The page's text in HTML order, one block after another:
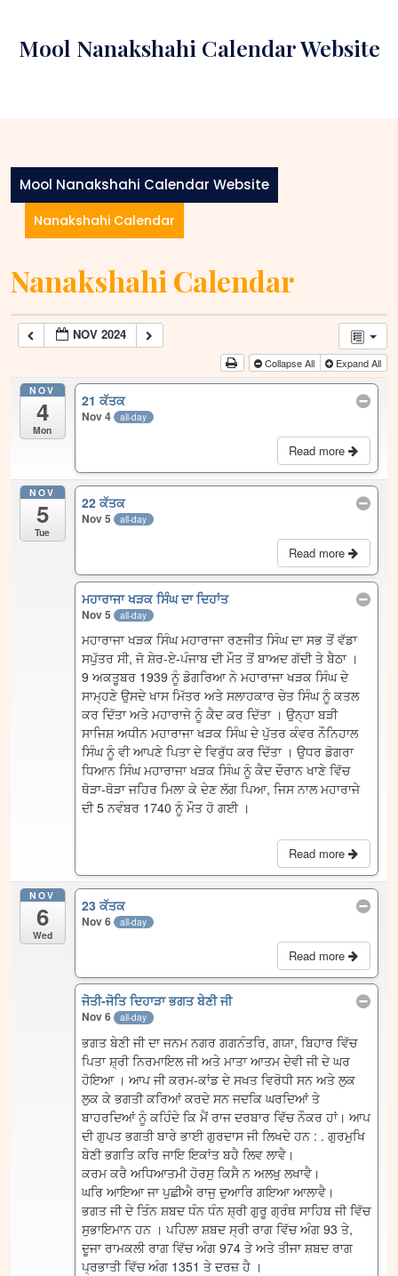
contentMool Nanakshahi Calendar Website
Mool Nanakshahi Calendar Website
Nanakshahi Calendar
Nanakshahi Calendar
NOV 2024
Collapse All Expand All
NOV
4
Mon
21 ਕੱਤਕ
Nov 4 all-day
Read more
NOV
5
Tue
22 ਕੱਤਕ
Nov 5 all-day
Read more
ਮਹਾਰਾਜਾ ਖੜਕ ਸਿੰਘ ਦਾ ਦਿਹਾਂਤ
Nov 5 all-day
ਮਹਾਰਾਜਾ ਖੜਕ ਸਿੰਘ ਮਹਾਰਾਜਾ ਰਣਜੀਤ ਸਿੰਘ ਦਾ ਸਭ ਤੋਂ ਵੱਡਾ
ਸਪੁੱਤਰ ਸੀ, ਜੋ ਸ਼ੇਰ-ਏ-ਪੰਜਾਬ ਦੀ ਮੌਤ ਤੋਂ ਬਾਅਦ ਗੱਦੀ ਤੇ ਬੈਠਾ ।
9 ਅਕਤੂਬਰ 1939 ਨੂੰ ਡੋਗਰਿਆ ਨੇ ਮਹਾਰਾਜਾ ਖੜਕ ਸਿੰਘ ਦੇ
ਸਾਮ੍ਹਣੇ ਉਸਦੇ ਖਾਸ ਮਿੱਤਰ ਅਤੇ ਸਲਾਹਕਾਰ ਚੇਤ ਸਿੰਘ ਨੂੰ ਕਤਲ
ਕਰ ਦਿੱਤਾ ਅਤੇ ਮਹਾਰਾਜੇ ਨੂੰ ਕੈਦ ਕਰ ਦਿੱਤਾ । ਉਨ੍ਹਾ ਬੜੀ
ਸਾਜਿਸ਼ ਅਧੀਨ ਮਹਾਰਾਜਾ ਖੜਕ ਸਿੰਘ ਦੇ ਪੁੱਤਰ ਕੰਵਰ ਨੌਨਿਹਾਲ
ਸਿੰਘ ਨੂੰ ਵੀ ਆਪਣੇ ਪਿਤਾ ਦੇ ਵਿਰੁੱਧ ਕਰ ਦਿੱਤਾ । ਉਧਰ ਡੋਗਰਾ
ਧਿਆਨ ਸਿੰਘ ਮਹਾਰਾਜਾ ਖੜਕ ਸਿੰਘ ਨੂੰ ਕੈਦ ਦੌਰਾਨ ਖਾਣੇ ਵਿੱਚ
ਥੋੜਾ-ਥੋੜਾ ਜਹਿਰ ਮਿਲਾ ਕੇ ਦੇਣ ਲੱਗ ਪਿਆ, ਜਿਸ ਨਾਲ ਮਹਾਰਾਜੇ
ਦੀ 5 ਨਵੰਬਰ 1740 ਨੂੰ ਮੌਤ ਹੋ ਗਈ ।
Read more
NOV
6
Wed
23 ਕੱਤਕ
Nov 6 all-day
Read more
ਜੋਤੀ-ਜੋਤਿ ਦਿਹਾੜਾ ਭਗਤ ਬੇਣੀ ਜੀ
Nov 6 all-day
ਭਗਤ ਬੇਣੀ ਜੀ ਦਾ ਜਨਮ ਨਗਰ ਗਗਨੰਤਰਿ, ਗਯਾ, ਬਿਹਾਰ ਵਿੱਚ
ਪਿਤਾ ਸ਼੍ਰੀ ਨਿਰਮਾਇਲ ਜੀ ਅਤੇ ਮਾਤਾ ਆਤਮ ਦੇਵੀ ਜੀ ਦੇ ਘਰ
ਹੋਇਆ । ਆਪ ਜੀ ਕਰਮ-ਕਾਂਡ ਦੇ ਸਖਤ ਵਿਰੋਧੀ ਸਨ ਅਤੇ ਲੁਕ
ਲੁਕ ਕੇ ਭਗਤੀ ਕਰਿਆਂ ਕਰਦੇ ਸਨ ਜਦਕਿ ਘਰਦਿਆਂ ਤੇ
ਬਾਹਰਦਿਆਂ ਨੂੰ ਕਹਿੰਦੇ ਕਿ ਮੈਂ ਰਾਜ ਦਰਬਾਰ ਵਿੱਚ ਨੌਕਰ ਹਾਂ। ਆਪ
ਦੀ ਗੁਪਤ ਭਗਤੀ ਬਾਰੇ ਭਾਈ ਗੁਰਦਾਸ ਜੀ ਲਿਖਦੇ ਹਨ : . ਗੁਰਮੁਖਿ
ਬੇਣੀ ਭਗਤਿ ਕਰਿ ਜਾਇ ਇਕਾਂਤ ਬਹੈ ਲਿਵ ਲਾਵੈ।
ਕਰਮ ਕਰੈ ਅਧਿਆਤਮੀ ਹੋਰਸੁ ਕਿਸੈ ਨ ਅਲਖੁ ਲਖਾਵੈ।
ਘਰਿ ਆਇਆ ਜਾ ਪੁਛੀਐ ਰਾਜੁ ਦੁਆਰਿ ਗਇਆ ਆਲਾਵੈ।
ਭਗਤ ਜੀ ਦੇ ਤਿੰਨ ਸ਼ਬਦ ਧੰਨ ਧੰਨ ਸ਼੍ਰੀ ਗੁਰੂ ਗ੍ਰੰਥ ਸਾਹਿਬ ਜੀ ਵਿੱਚ
ਸੁਭਾਇਮਾਨ ਹਨ । ਪਹਿਲਾ ਸ਼ਬਦ ਸ੍ਰੀ ਰਾਗ ਵਿੱਚ ਅੰਗ 93 ਤੇ,
ਦੂਜਾ ਰਾਮਕਲੀ ਰਾਗ ਵਿੱਚ ਅੰਗ 974 ਤੇ ਅਤੇ ਤੀਜਾ ਸ਼ਬਦ ਰਾਗ
ਪ੍ਰਭਾਤੀ ਵਿੱਚ ਅੰਗ 1351 ਤੇ ਦਰਜ਼ ਹੈ ।